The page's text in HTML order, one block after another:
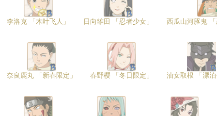
李洛克 「木叶飞人」 日向雏田 「忍者少女」 西瓜山河豚鬼
奈良鹿丸 「新春限定」 春野樱 「冬日限定」 油女取根 「漂